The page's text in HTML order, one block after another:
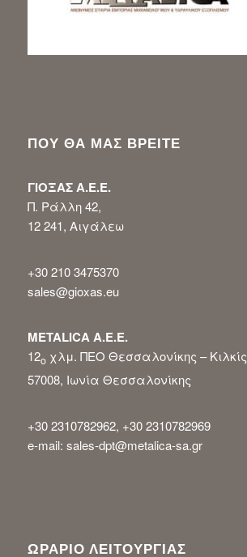
ΠΟΥ ΘΑ ΜΑΣ ΒΡΕΙΤΕ
ΓΙΟΞΑΣ Α.Ε.Ε.
Π. Ράλλη 42,
12 241, Αιγάλεω
+30 210 3475370
sales@gioxas.eu
METALICA Α.Ε.Ε.
12οχλμ. ΠΕΟ Θεσσαλονίκης – Κιλκίς
57008, Ιωνία Θεσσαλονίκης
+30 2310782962, +30 2310782969
e-mail: sales-dpt@metalica-sa.gr
ΩΡΑΡΙΟ ΛΕΙΤΟΥΡΓΙΑΣ